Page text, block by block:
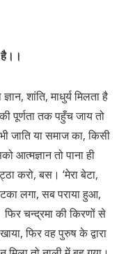
है।।
शांति, माधुर्य मिलता है
पूर्णता तक पहुँच जाय तो
जाति या समाज का, किसी
आत्मज्ञान तो पाना ही
करो, बस। ‘मेरा बेटा,
लगा, सब पराया हुआ,
चन्द्रमा की किरणों से
फिर वह पुरुष के द्वारा